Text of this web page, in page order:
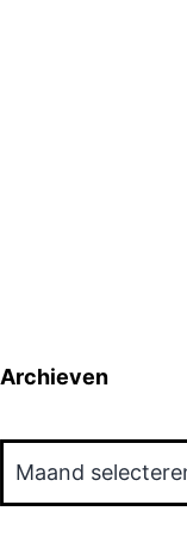
Archieven